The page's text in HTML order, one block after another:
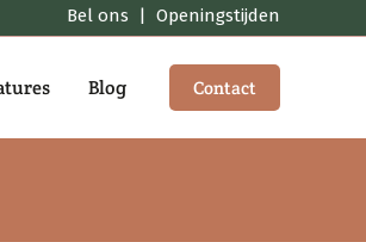
Bel ons | Openingstijden
Blog Contact